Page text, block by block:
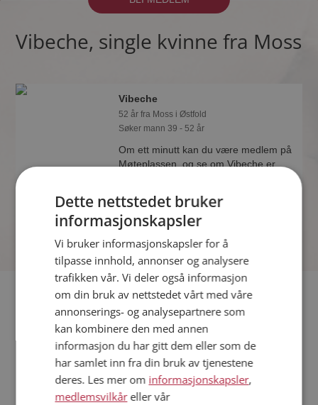
Vibeche, single kvinne fra Moss
Vibeche
52 år fra Moss i Østfold
Søker mann 39 - 52 år
Om ett minutt kan du være medlem på
Møteplassen, og se om Vibeche er
Fler single
Flere singlekvinner fra Moss :Musikkelsker
Menn fra Moss
Date kvinner i Norge
Date menn i Norge
Dette nettstedet bruker
informasjonskapsler
Vi bruker informasjonskapsler for å
tilpasse innhold, annonser og analysere
trafikken vår. Vi deler også informasjon
om din bruk av nettstedet vårt med våre
annonserings- og analysepartnere som
kan kombinere den med annen
informasjon du har gitt dem eller som de
har samlet inn fra din bruk av tjenestene
deres. Les mer om informasjonskapsler,
medlemsvilkåreller vår